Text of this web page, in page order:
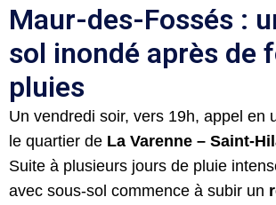
Maur-des-Fossés :
sol inondé après de
pluies
Un vendredi soir, vers 19h, appel en
le quartier de La Varenne – Saint-
Suite à plusieurs jours de pluie
avec sous-sol commence à subir un